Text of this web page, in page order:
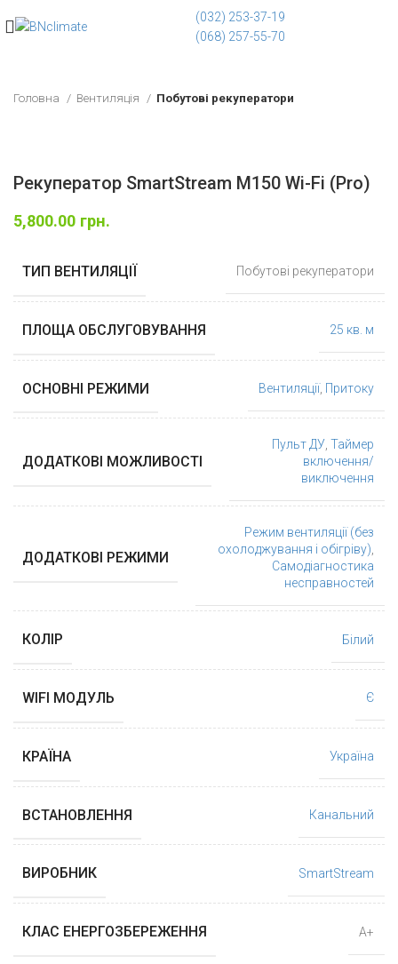
(032) 253-37-19
(068) 257-55-70
Головна Вентиляція Побутові рекуператори
Рекуператор SmartStream M150 Wi-Fi (Pro)
5,800.00 грн.
ТИП ВЕНТИЛЯЦІЇ Побутові рекуператори
ПЛОЩА ОБСЛУГОВУВАННЯ 25 кв. м
ОСНОВНІ РЕЖИМИ Вентиляції, Притоку
ДОДАТКОВІ МОЖЛИВОСТІ
Пульт ДУ, Таймер
включення/
виключення
ДОДАТКОВІ РЕЖИМИ
Режим вентиляції (без
охолоджування і обігріву),
Самодіагностика
несправностей
КОЛІР Білий
WIFI МОДУЛЬ Є
КРАЇНА Україна
ВСТАНОВЛЕННЯ Канальний
ВИРОБНИК SmartStream
КЛАС ЕНЕРГОЗБЕРЕЖЕННЯ А+